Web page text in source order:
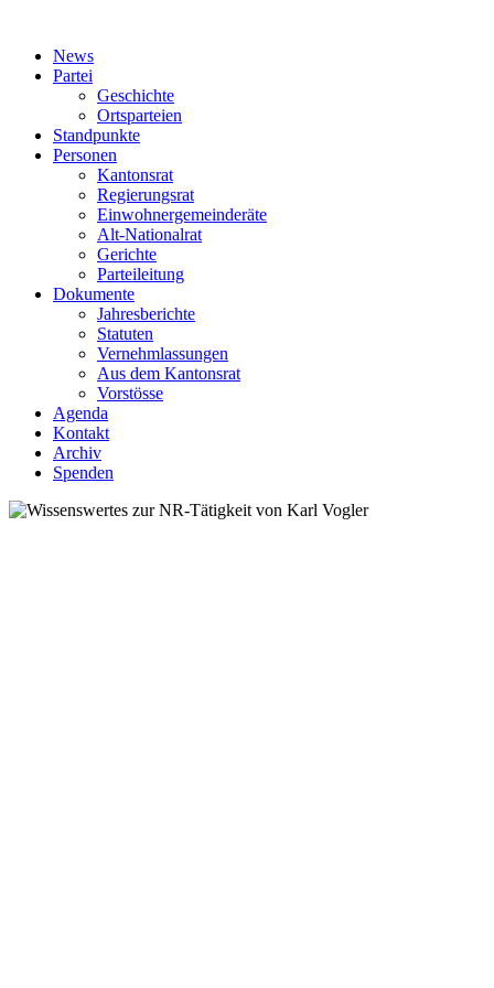
News
Partei
Geschichte
Ortsparteien
Standpunkte
Personen
Kantonsrat
Regierungsrat
Einwohnergemeinderäte
Alt-Nationalrat
Gerichte
Parteileitung
Dokumente
Jahresberichte
Statuten
Vernehmlassungen
Aus dem Kantonsrat
Vorstösse
Agenda
Kontakt
Archiv
Spenden